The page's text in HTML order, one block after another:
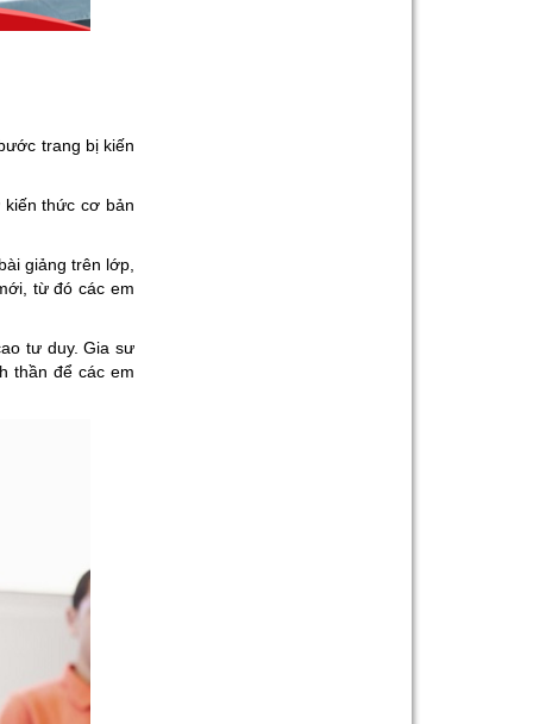
trang bị kiến
thức cơ bản
giảng trên lớp,
từ đó các em
tư duy. Gia sư
thần để các em